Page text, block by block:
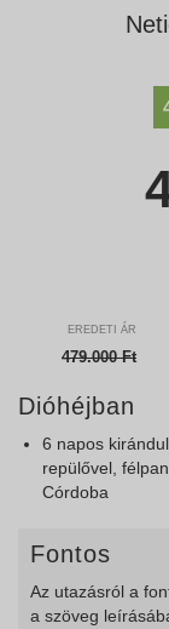
EREDETI ÁR
479.000Ft
Dióhéjban
6 napos
repülővel,
Córdoba
Fontos
Az utazásról a
a szöveg